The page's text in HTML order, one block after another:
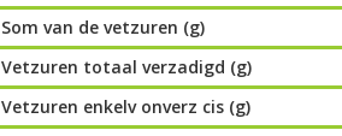
Som van de vetzuren (g)
Vetzuren totaal verzadigd (g)
Vetzuren enkelv onverz cis (g)